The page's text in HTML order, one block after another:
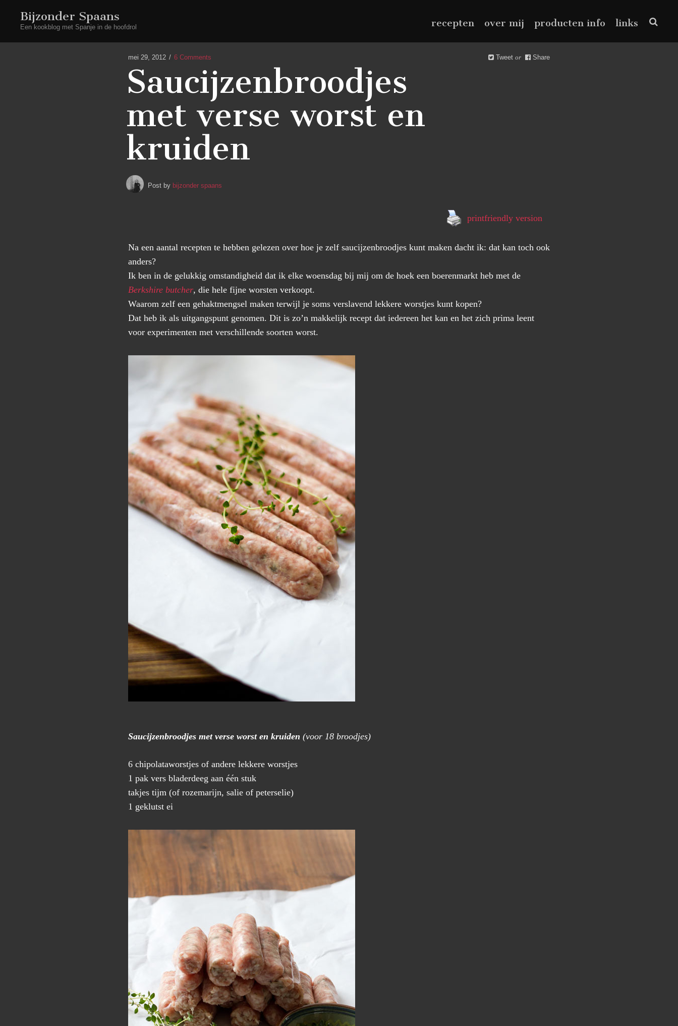
Bijzonder Spaans
Een kookblog met Spanje in de hoofdrol recepten over mij producten info links
Tweet or Share
mei 29, 2012 6 Comments
Saucijzenbroodjes
met verse worst en
kruiden
Post by bijzonder spaans
printfriendly version
Na een aantal recepten te hebben gelezen over hoe je zelf saucijzenbroodjes kunt maken dacht ik: dat kan toch ook
anders?
Ik ben in de gelukkig omstandigheid dat ik elke woensdag bij mij om de hoek een boerenmarkt heb met de
Berkshire butcher, die hele fijne worsten verkoopt.
Waarom zelf een gehaktmengsel maken terwijl je soms verslavend lekkere worstjes kunt kopen?
Dat heb ik als uitgangspunt genomen. Dit is zo’n makkelijk recept dat iedereen het kan en het zich prima leent
voor experimenten met verschillende soorten worst.
Saucijzenbroodjes met verse worst en kruiden (voor 18 broodjes)
6 chipolataworstjes of andere lekkere worstjes
1 pak vers bladerdeeg aan één stuk
takjes tijm (of rozemarijn, salie of peterselie)
1 geklutst ei